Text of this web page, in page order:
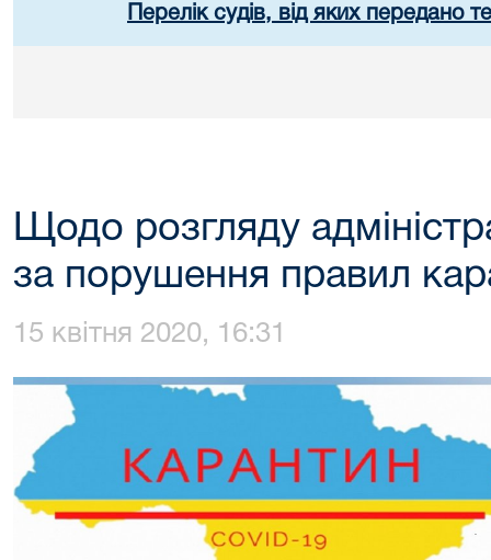
Перелік судів, від яких передано
Щодо розгляду
за порушення правил
15 квітня 2020, 16:31